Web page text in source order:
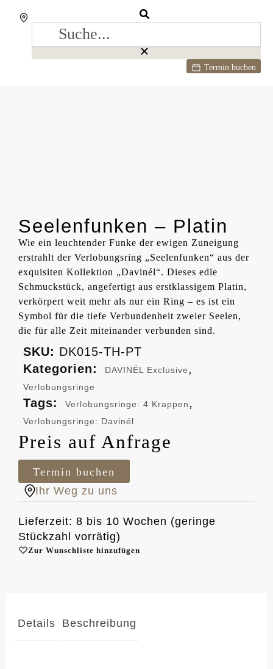
Termin buchen
Seelenfunken – Platin
Wie ein leuchtender Funke der ewigen Zuneigung
erstrahlt der Verlobungsring „Seelenfunken“ aus der
exquisiten Kollektion „Davinél“. Dieses edle
Schmuckstück, angefertigt aus erstklassigem Platin,
verkörpert weit mehr als nur ein Ring – es ist ein
Symbol für die tiefe Verbundenheit zweier Seelen,
die für alle Zeit miteinander verbunden sind.
SKU: DK015-TH-PT
Kategorien:
DAVINÉL Exclusive,
Verlobungsringe
Tags: Verlobungsringe: 4 Krappen,
Verlobungsringe: Davinél
Preis auf Anfrage
Termin buchen
Ihr Weg zu uns
Lieferzeit: 8 bis 10 Wochen (geringe
Stückzahl vorrätig)
Zur Wunschliste hinzufügen
Details Beschreibung